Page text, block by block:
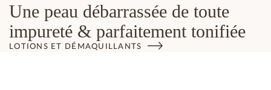
Une peau débarrassée de toute
impureté & parfaitement tonifiée
LOTIONS ET DÉMAQUILLANTS